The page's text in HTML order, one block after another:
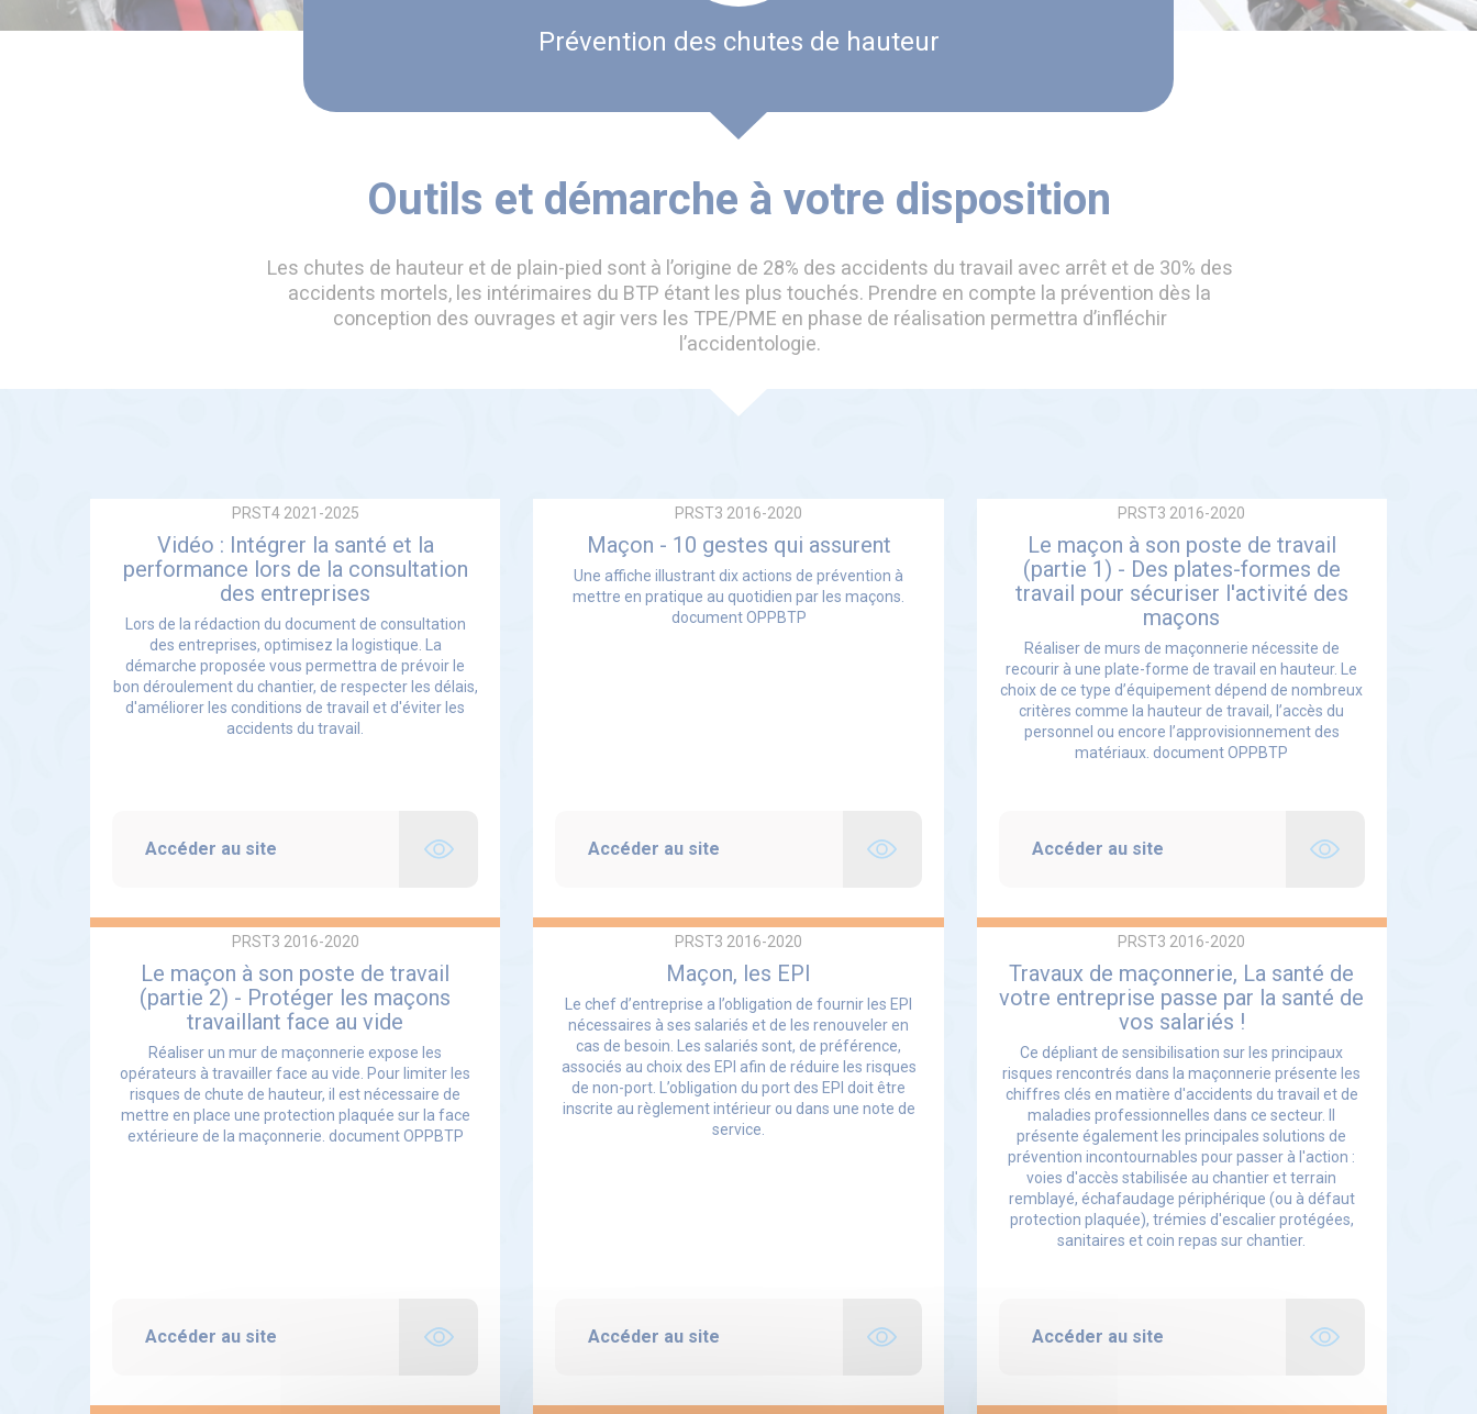
Prévention des chutes de hauteur
Outils et démarche à votre disposition
Les chutes de hauteur et de plain-pied sont à l’origine de 28% des accidents du travail avec arrêt et de 30% des
accidents mortels, les intérimaires du BTP étant les plus touchés. Prendre en compte la prévention dès la
conception des ouvrages et agir vers les TPE/PME en phase de réalisation permettra d’infléchir
l’accidentologie.
PRST4 2021-2025
Vidéo : Intégrer la santé et la
performance lors de la consultation
des entreprises
Lors de la rédaction du document de consultation
des entreprises, optimisez la logistique. La
démarche proposée vous permettra de prévoir le
bon déroulement du chantier, de respecter les délais,
d'améliorer les conditions de travail et d'éviter les
accidents du travail.
Accéder au site
PRST3 2016-2020
Maçon - 10 gestes qui assurent
Une affiche illustrant dix actions de prévention à
mettre en pratique au quotidien par les maçons.
document OPPBTP
Accéder au site
PRST3 2016-2020
Le maçon à son poste de travail
(partie 1) - Des plates-formes de
travail pour sécuriser l'activité des
maçons
Réaliser de murs de maçonnerie nécessite de
recourir à une plate-forme de travail en hauteur. Le
choix de ce type d’équipement dépend de nombreux
critères comme la hauteur de travail, l’accès du
personnel ou encore l’approvisionnement des
matériaux. document OPPBTP
Accéder au site
PRST3 2016-2020
Le maçon à son poste de travail
(partie 2) - Protéger les maçons
travaillant face au vide
Réaliser un mur de maçonnerie expose les
opérateurs à travailler face au vide. Pour limiter les
risques de chute de hauteur, il est nécessaire de
mettre en place une protection plaquée sur la face
extérieure de la maçonnerie. document OPPBTP
Accéder au site
PRST3 2016-2020
Maçon, les EPI
Le chef d’entreprise a l’obligation de fournir les EPI
nécessaires à ses salariés et de les renouveler en
cas de besoin. Les salariés sont, de préférence,
associés au choix des EPI afin de réduire les risques
de non-port. L’obligation du port des EPI doit être
inscrite au règlement intérieur ou dans une note de
service.
Accéder au site
PRST3 2016-2020
Travaux de maçonnerie, La santé de
votre entreprise passe par la santé de
vos salariés !
Ce dépliant de sensibilisation sur les principaux
risques rencontrés dans la maçonnerie présente les
chiffres clés en matière d'accidents du travail et de
maladies professionnelles dans ce secteur. Il
présente également les principales solutions de
prévention incontournables pour passer à l'action :
voies d'accès stabilisée au chantier et terrain
remblayé, échafaudage périphérique (ou à défaut
protection plaquée), trémies d'escalier protégées,
sanitaires et coin repas sur chantier.
Accéder au site